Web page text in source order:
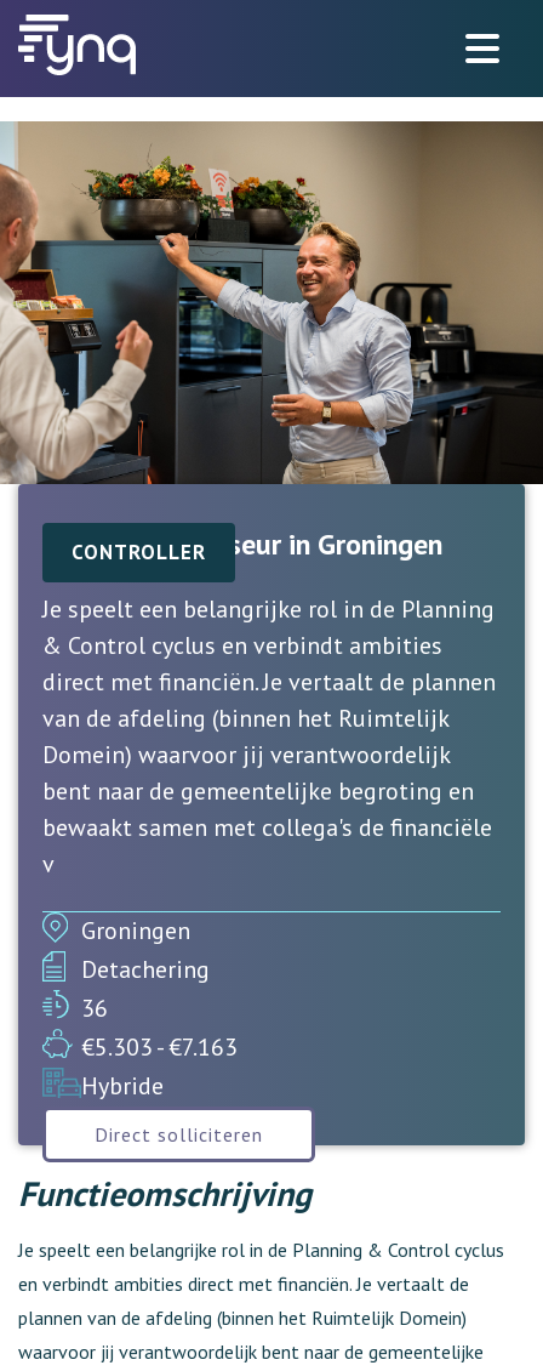
CONTROLLER
Financieel Adviseur in Groningen
Je speelt een belangrijke rol in de Planning
& Control cyclus en verbindt ambities
direct met financiën. Je vertaalt de plannen
van de afdeling (binnen het Ruimtelijk
Domein) waarvoor jij verantwoordelijk
bent naar de gemeentelijke begroting en
bewaakt samen met collega's de financiële
v
Groningen
Detachering
36
€5.303 - €7.163
Hybride
Direct solliciteren
Functieomschrijving
Je speelt een belangrijke rol in de Planning & Control cyclus
en verbindt ambities direct met financiën. Je vertaalt de
plannen van de afdeling (binnen het Ruimtelijk Domein)
waarvoor jij verantwoordelijk bent naar de gemeentelijke